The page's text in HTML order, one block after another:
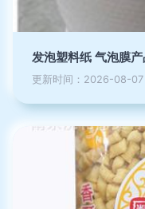
发泡塑料纸 气泡膜
更新时间：2026-08-